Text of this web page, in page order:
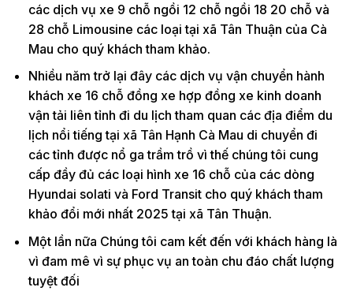
các dịch vụ xe 9 chỗ ngồi 12 chỗ ngồi 18 20 chỗ và
28 chỗ Limousine các loại tại xã Tân Thuận của Cà
Mau cho quý khách tham khảo.
Nhiều năm trở lại đây các dịch vụ vận chuyển hành
khách xe 16 chỗ đồng xe hợp đồng xe kinh doanh
vận tải liên tỉnh đi du lịch tham quan các địa điểm du
lịch nổi tiếng tại xã Tân Hạnh Cà Mau di chuyển đi
các tỉnh được nổ ga trầm trồ vì thế chúng tôi cung
cấp đầy đủ các loại hình xe 16 chỗ của các dòng
Hyundai solati và Ford Transit cho quý khách tham
khảo đổi mới nhất 2025 tại xã Tân Thuận.
Một lần nữa Chúng tôi cam kết đến với khách hàng là
vì đam mê vì sự phục vụ an toàn chu đáo chất lượng
tuyệt đối